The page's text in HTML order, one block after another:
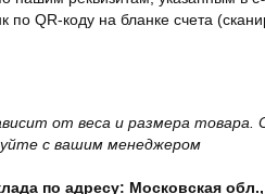
по QR-коду на бланке счета
от веса и размера товара.
с вашим менеджером
по адресу: Московская